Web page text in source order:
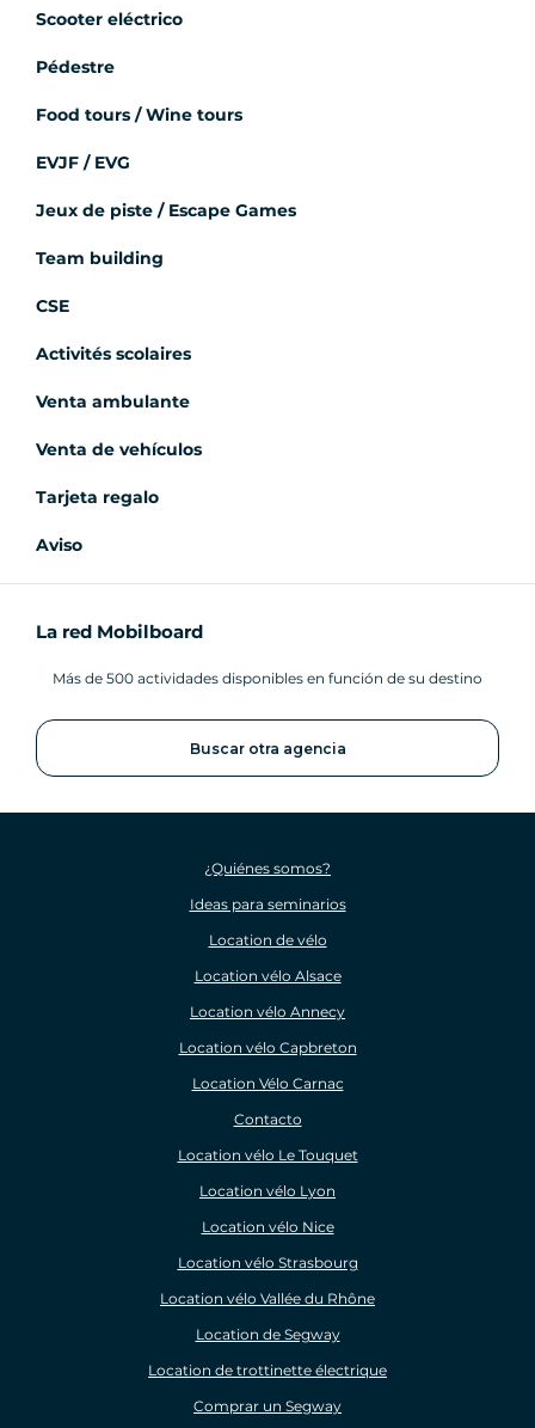
Scooter eléctrico
Pédestre
Food tours / Wine tours
EVJF / EVG
Jeux de piste / Escape Games
Team building
CSE
Activités scolaires
Venta ambulante
Venta de vehículos
Tarjeta regalo
Aviso
La red Mobilboard
Más de 500 actividades disponibles en función de su destino
Buscar otra agencia
¿Quiénes somos?
Ideas para seminarios
Location de vélo
Location vélo Alsace
Location vélo Annecy
Location vélo Capbreton
Location Vélo Carnac
Contacto
Location vélo Le Touquet
Location vélo Lyon
Location vélo Nice
Location vélo Strasbourg
Location vélo Vallée du Rhône
Location de Segway
Location de trottinette électrique
Comprar un Segway